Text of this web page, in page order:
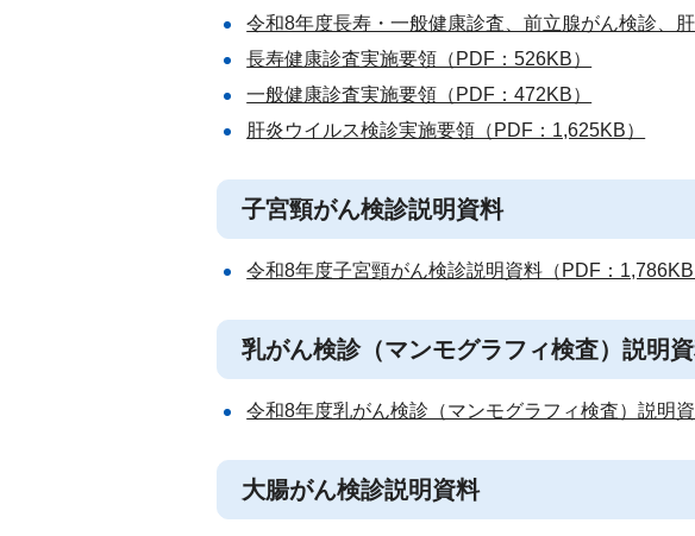
令和8年度長寿・一般健康診査、前立腺がん検診、
長寿健康診査実施要領（PDF：526KB）
一般健康診査実施要領（PDF：472KB）
肝炎ウイルス検診実施要領（PDF：1,625KB）
子宮頸がん検診説明資料
令和8年度子宮頸がん検診説明資料（PDF：1,786KB
乳がん検診（マンモグラフィ検査）説明
令和8年度乳がん検診（マンモグラフィ検査）説明
大腸がん検診説明資料